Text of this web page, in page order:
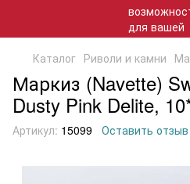
Каталог Риволи и камни
Маркиз (Navette)
Dusty Pink Delite,
Артикул: 15099 Оставить отзыв